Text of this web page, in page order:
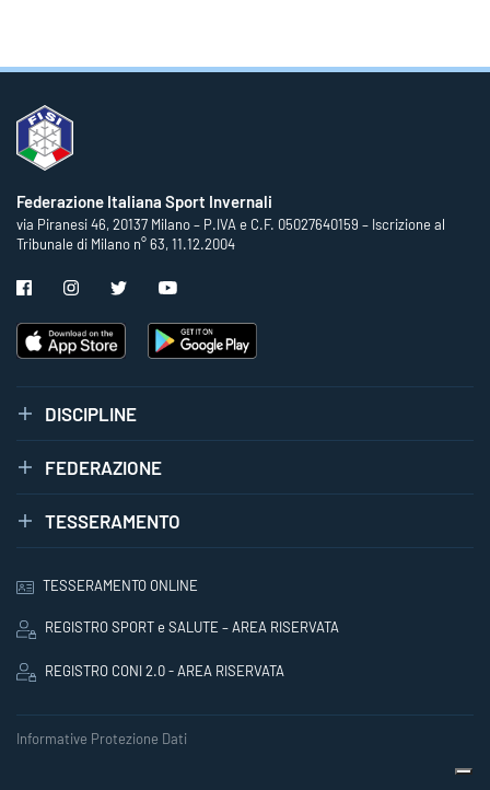
Federazione Italiana Sport Invernali
via Piranesi 46, 20137 Milano – P.IVA e C.F. 05027640159 – Iscrizione al
Tribunale di Milano n° 63, 11.12.2004
DISCIPLINE
FEDERAZIONE
TESSERAMENTO
TESSERAMENTO ONLINE
REGISTRO SPORT e SALUTE – AREA RISERVATA
REGISTRO CONI 2.0 - AREA RISERVATA
Informative Protezione Dati